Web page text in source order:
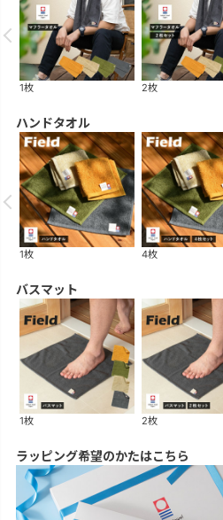
1枚 2枚
ハンドタオル
1枚 4枚
バスマット
1枚 2枚
ラッピング希望のかたはこちら